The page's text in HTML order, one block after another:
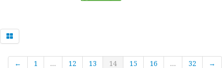
← 1 ... 12 13 14 15 16 ... 32 →